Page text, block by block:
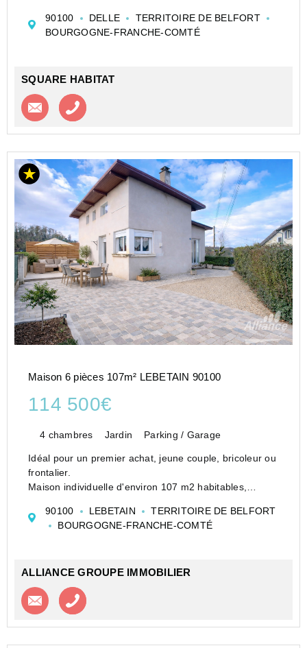
vie ouvert sur la cuisine aménagée.
Terrasse accessible dep...
90100 DELLE
TERRITOIRE DE BELFORT
BOURGOGNE-FRANCHE-COMTÉ
SQUARE HABITAT
Contacter l'agence
Maison 6 pièces 107m² LEBETAIN 90100
114 500€
4 chambres Jardin Parking / Garage
Idéal pour un premier achat, jeune couple, bricoleur ou
frontalier.
Maison individuelle d'environ 107 m2 habitables,
avec double dalle béton et charpente rénovée.
Au rez-de-chaussée : sas d&#...
90100 LEBETAIN
TERRITOIRE DE BELFORT
BOURGOGNE-FRANCHE-COMTÉ
ALLIANCE GROUPE IMMOBILIER
Contacter l'agence